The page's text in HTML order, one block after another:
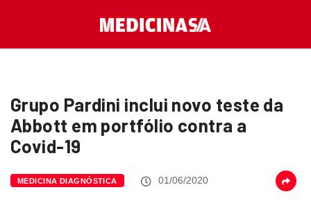
Grupo Pardini inclui novo teste da
Abbott em portfólio contra a
Covid-19
MEDICINA DIAGNÓSTICA 01/06/2020